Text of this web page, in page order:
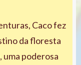
Caco fez
da floresta
uma poderosa